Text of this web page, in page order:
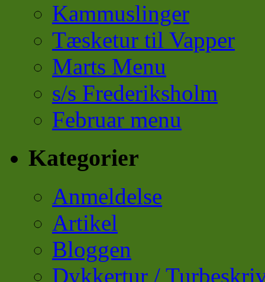
Kammuslinger
Tæsketur til Vapper
Marts Menu
s/s Frederiksholm
Februar menu
Kategorier
Anmeldelse
Artikel
Bloggen
Dykkertur /